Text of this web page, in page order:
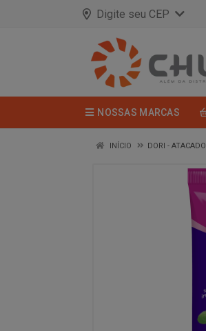
Digite seu CEP
NOSSAS MARCAS
INÍCIO DORI - ATACADO